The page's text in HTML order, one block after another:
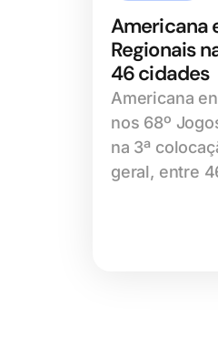
Americana
Regionais
46 cidades
Americana
nos 68º
na 3ª
geral, entre